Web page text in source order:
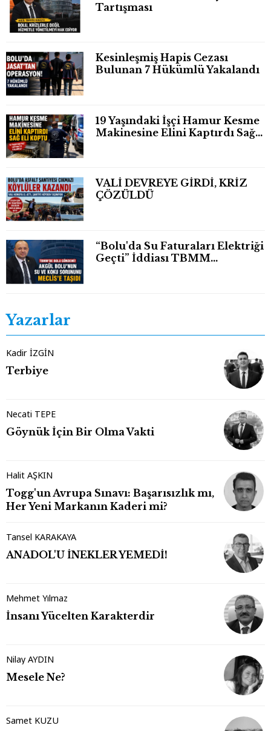
Tartışması
Kesinleşmiş Hapis Cezası
Bulunan 7 Hükümlü Yakalandı
19 Yaşındaki İşçi Hamur Kesme
Makinesine Elini Kaptırdı Sağ
VALİ DEVREYE GİRDİ, KRİZ
ÇÖZÜLDÜ
“Bolu'da Su Faturaları Elektriği
Geçti” İddiası TBMM
Yazarlar
Kadir İZGİN
Terbiye
Necati TEPE
Göynük İçin Bir Olma Vakti
Halit AŞKIN
Togg'un Avrupa Sınavı: Başarısızlık mı,
Her Yeni Markanın Kaderi mi?
Tansel KARAKAYA
ANADOL'U İNEKLER YEMEDİ!
Mehmet Yılmaz
İnsanı Yücelten Karakterdir
Nilay AYDIN
Mesele Ne?
Samet KUZU